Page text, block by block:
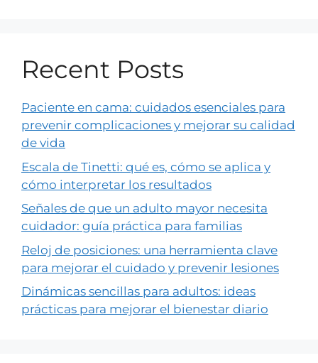
Recent Posts
Paciente en cama: cuidados esenciales para
prevenir complicaciones y mejorar su calidad
de vida
Escala de Tinetti: qué es, cómo se aplica y
cómo interpretar los resultados
Señales de que un adulto mayor necesita
cuidador: guía práctica para familias
Reloj de posiciones: una herramienta clave
para mejorar el cuidado y prevenir lesiones
Dinámicas sencillas para adultos: ideas
prácticas para mejorar el bienestar diario